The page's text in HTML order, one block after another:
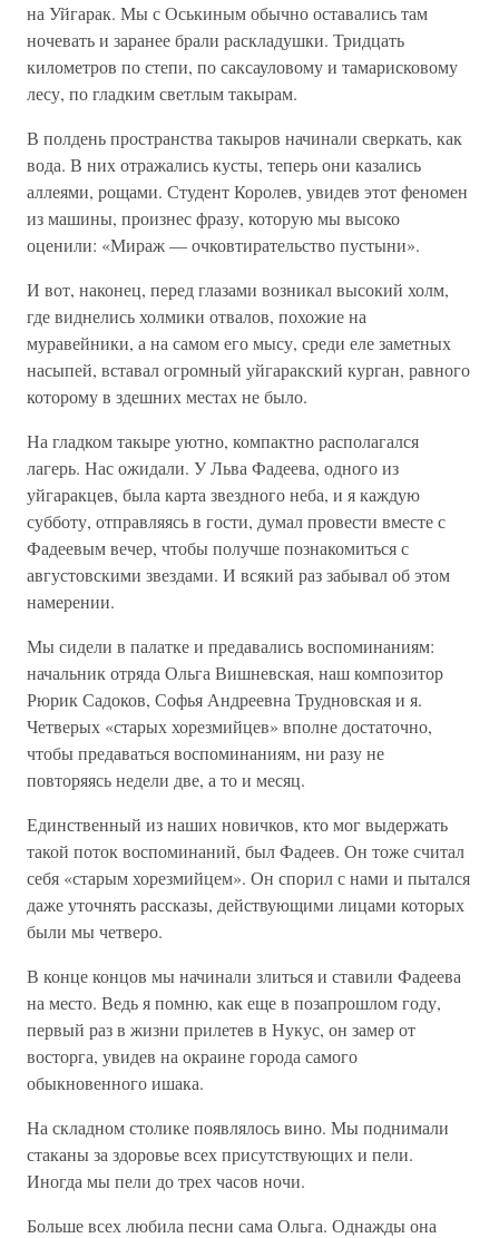
на Уйгарак. Мы с Оськиным обычно оставались там
ночевать и заранее брали раскладушки. Тридцать
километров по степи, по саксауловому и тамарисковому
лесу, по гладким светлым такырам.
В полдень пространства такыров начинали сверкать, как
вода. В них отражались кусты, теперь они казались
аллеями, рощами. Студент Королев, увидев этот феномен
из машины, произнес фразу, которую мы высоко
оценили: «Мираж — очковтирательство пустыни».
И вот, наконец, перед глазами возникал высокий холм,
где виднелись холмики отвалов, похожие на
муравейники, а на самом его мысу, среди еле заметных
насыпей, вставал огромный уйгаракский курган, равного
которому в здешних местах не было.
На гладком такыре уютно, компактно располагался
лагерь. Нас ожидали. У Льва Фадеева, одного из
уйгаракцев, была карта звездного неба, и я каждую
субботу, отправляясь в гости, думал провести вместе с
Фадеевым вечер, чтобы получше познакомиться с
августовскими звездами. И всякий раз забывал об этом
намерении.
Мы сидели в палатке и предавались воспоминаниям:
начальник отряда Ольга Вишневская, наш композитор
Рюрик Садоков, Софья Андреевна Трудновская и я.
Четверых «старых хорезмийцев» вполне достаточно,
чтобы предаваться воспоминаниям, ни разу не
повторяясь недели две, а то и месяц.
Единственный из наших новичков, кто мог выдержать
такой поток воспоминаний, был Фадеев. Он тоже считал
себя «старым хорезмийцем». Он спорил с нами и пытался
даже уточнять рассказы, действующими лицами которых
были мы четверо.
В конце концов мы начинали злиться и ставили Фадеева
на место. Ведь я помню, как еще в позапрошлом году,
первый раз в жизни прилетев в Нукус, он замер от
восторга, увидев на окраине города самого
обыкновенного ишака.
На складном столике появлялось вино. Мы поднимали
стаканы за здоровье всех присутствующих и пели.
Иногда мы пели до трех часов ночи.
Больше всех любила песни сама Ольга. Однажды она